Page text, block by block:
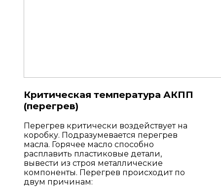
Критическая температура АКПП
(перегрев)
Перегрев критически воздействует на
коробку. Подразумевается перегрев
масла. Горячее масло способно
расплавить пластиковые детали,
вывести из строя металлические
компоненты. Перегрев происходит по
двум причинам: